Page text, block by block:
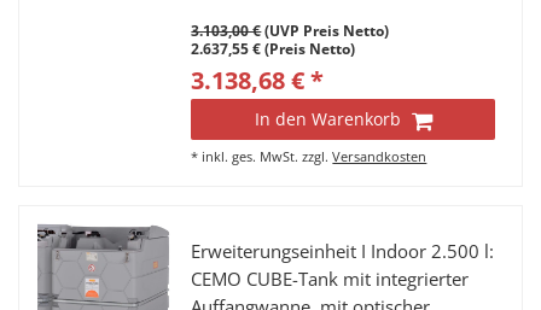
Entnahmeleitung mit Verbindung
zum 1. Tank
3.103,00 €(UVP Preis Netto)
2.637,55 € (Preis Netto)
3.138,68 € *
In den Warenkorb
* inkl. ges. MwSt. zzgl.Versandkosten
Erweiterungseinheit I Indoor 2.500 l:
CEMO CUBE-Tank mit integrierter